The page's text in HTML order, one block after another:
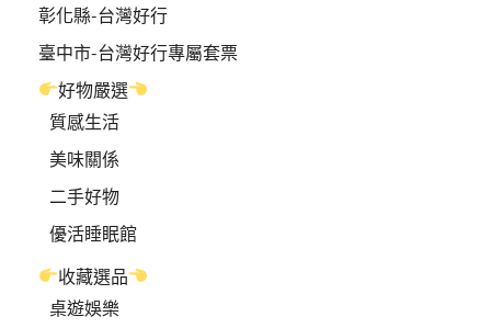
彰化縣-台灣好行
臺中市-台灣好行專屬套票
好物嚴選
質感生活
美味關係
二手好物
優活睡眠館
收藏選品
桌遊娛樂